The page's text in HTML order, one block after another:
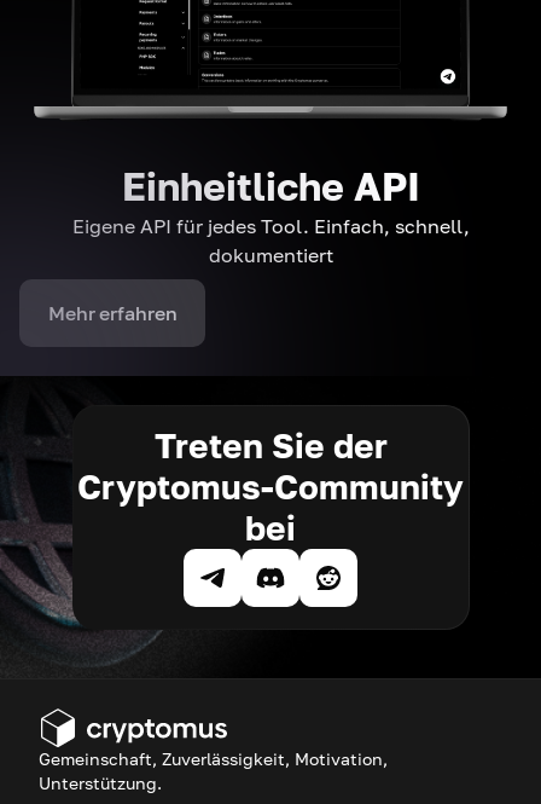
Einheitliche API
Eigene API für jedes Tool. Einfach, schnell,
dokumentiert
Mehr erfahren
Treten Sie der
Cryptomus-Community
bei
Gemeinschaft, Zuverlässigkeit, Motivation,
Unterstützung.